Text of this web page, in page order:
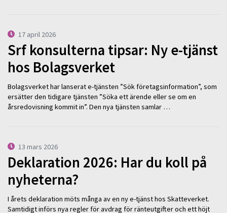
17 april 2026
Srf konsulterna tipsar: Ny e-tjänst
hos Bolagsverket
Bolagsverket har lanserat e-tjänsten ”Sök företagsinformation”, som
ersätter den tidigare tjänsten ”Söka ett ärende eller se om en
årsredovisning kommit in”. Den nya tjänsten samlar …
13 mars 2026
Deklaration 2026: Har du koll på
nyheterna?
I årets deklaration möts många av en ny e-tjänst hos Skatteverket.
Samtidigt införs nya regler för avdrag för ränteutgifter och ett höjt